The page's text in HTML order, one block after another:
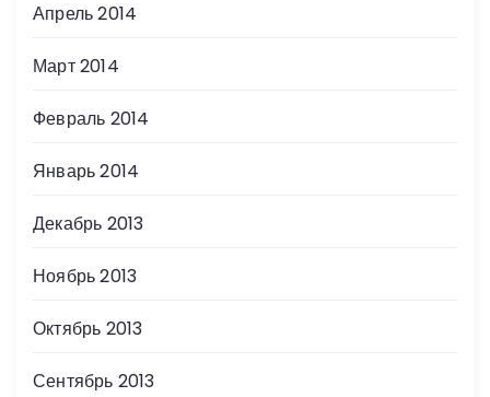
Апрель 2014
Март 2014
Февраль 2014
Январь 2014
Декабрь 2013
Ноябрь 2013
Октябрь 2013
Сентябрь 2013